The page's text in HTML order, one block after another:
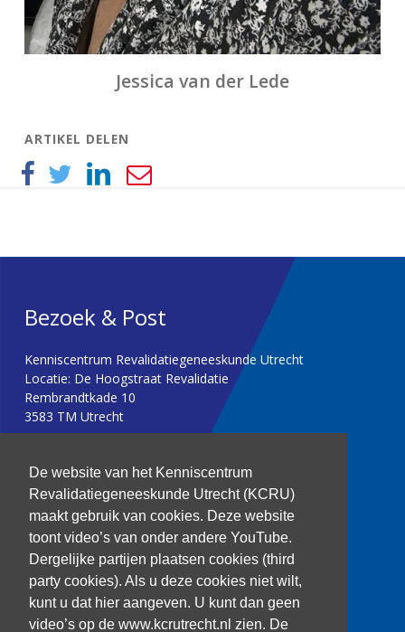
De website van het Kenniscentrum
Revalidatiegeneeskunde Utrecht (KCRU)
maakt gebruik van cookies. Deze website
toont video’s van onder andere YouTube.
Dergelijke partijen plaatsen cookies (third
party cookies). Als u deze cookies niet wilt,
kunt u dat hier aangeven. U kunt dan geen
video’s op de www.kcrutrecht.nl zien. De
Jessica van der Lede
ARTIKEL DELEN
Bezoek & Post
Kenniscentrum Revalidatiegeneeskunde Utrecht
Locatie: De Hoogstraat Revalidatie
Rembrandtkade 10
3583 TM Utrecht
kenniscentrum@dehoogstraat.nl
Over het KCRU
Samenwerkingen
Onze onderzoekers